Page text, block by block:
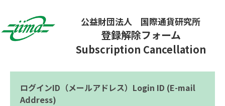
公益財団法人 国際通貨研究所
登録解除フォーム
Subscription Cancellation
ログインID（メールアドレス）Login ID (E-mail
Address)